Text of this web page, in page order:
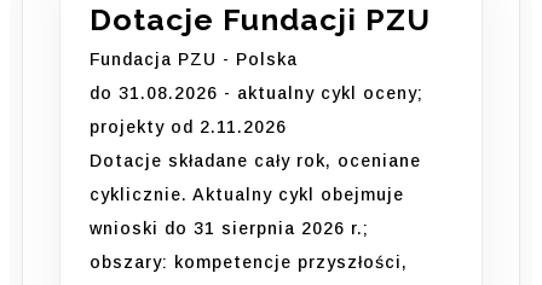
Dotacje Fundacji PZU
Fundacja PZU - Polska
do 31.08.2026 - aktualny cykl oceny;
projekty od 2.11.2026
Dotacje składane cały rok, oceniane
cyklicznie. Aktualny cykl obejmuje
wnioski do 31 sierpnia 2026 r.;
obszary: kompetencje przyszłości,